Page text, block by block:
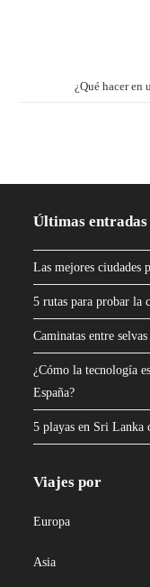
¿Qué hacer en
Últimas entradas
Las mejores ciudades
5 rutas para probar la
Caminatas entre
¿Cómo la tecnología
España?
5 playas en Sri Lanka
Viajes por
Europa
Asia